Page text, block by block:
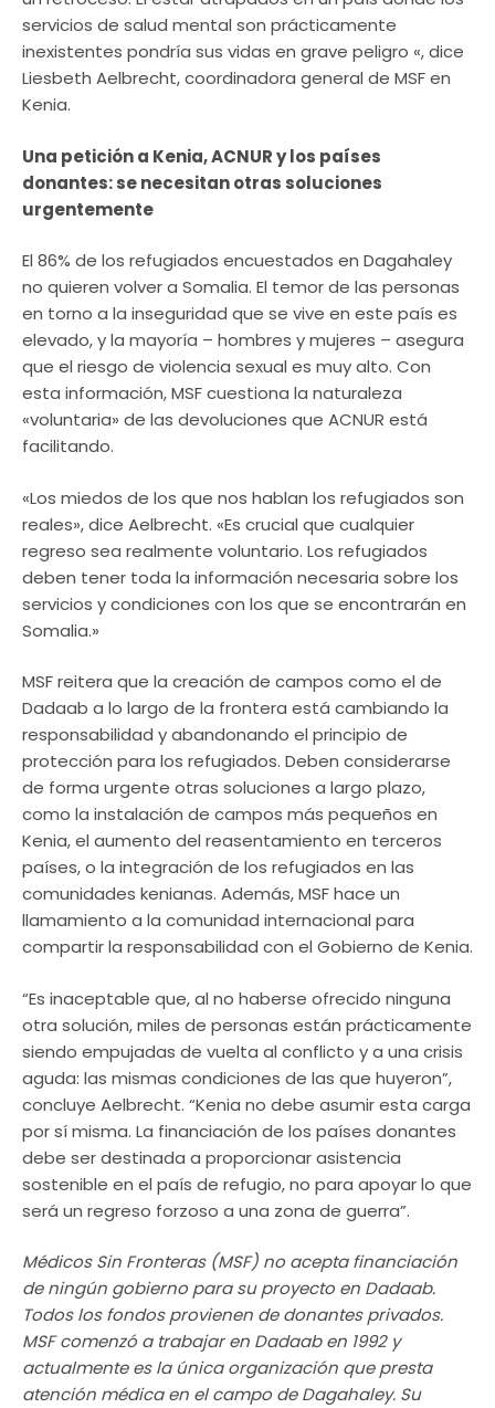
servicios de salud mental son prácticamente
inexistentes pondría sus vidas en grave peligro «, dice
Liesbeth Aelbrecht, coordinadora general de MSF en
Kenia.
Una petición a Kenia, ACNUR y los países
donantes: se necesitan otras soluciones
urgentemente
El 86% de los refugiados encuestados en Dagahaley
no quieren volver a Somalia. El temor de las personas
en torno a la inseguridad que se vive en este país es
elevado, y la mayoría – hombres y mujeres – asegura
que el riesgo de violencia sexual es muy alto. Con
esta información, MSF cuestiona la naturaleza
«voluntaria» de las devoluciones que ACNUR está
facilitando.
«Los miedos de los que nos hablan los refugiados son
reales», dice Aelbrecht. «Es crucial que cualquier
regreso sea realmente voluntario. Los refugiados
deben tener toda la información necesaria sobre los
servicios y condiciones con los que se encontrarán en
Somalia.»
MSF reitera que la creación de campos como el de
Dadaab a lo largo de la frontera está cambiando la
responsabilidad y abandonando el principio de
protección para los refugiados. Deben considerarse
de forma urgente otras soluciones a largo plazo,
como la instalación de campos más pequeños en
Kenia, el aumento del reasentamiento en terceros
países, o la integración de los refugiados en las
comunidades kenianas. Además, MSF hace un
llamamiento a la comunidad internacional para
compartir la responsabilidad con el Gobierno de Kenia.
“Es inaceptable que, al no haberse ofrecido ninguna
otra solución, miles de personas están prácticamente
siendo empujadas de vuelta al conflicto y a una crisis
aguda: las mismas condiciones de las que huyeron”,
concluye Aelbrecht. “Kenia no debe asumir esta carga
por sí misma. La financiación de los países donantes
debe ser destinada a proporcionar asistencia
sostenible en el país de refugio, no para apoyar lo que
será un regreso forzoso a una zona de guerra”.
Médicos Sin Fronteras (MSF) no acepta financiación
de ningún gobierno para su proyecto en Dadaab.
Todos los fondos provienen de donantes privados.
MSF comenzó a trabajar en Dadaab en 1992 y
actualmente es la única organización que presta
atención médica en el campo de Dagahaley. Su